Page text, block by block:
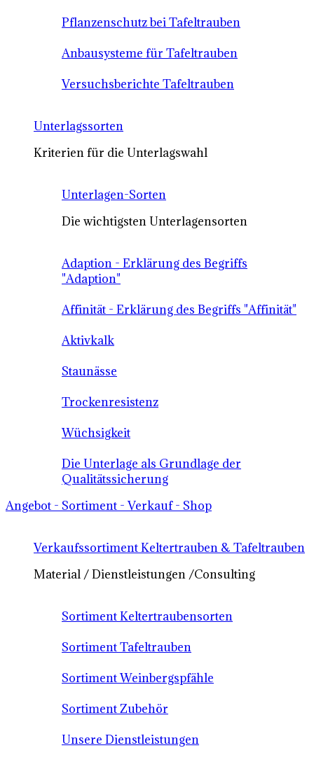
Pflanzenschutz bei Tafeltrauben
Anbausysteme für Tafeltrauben
Versuchsberichte Tafeltrauben
Unterlagssorten
Kriterien für die Unterlagswahl
Unterlagen-Sorten
Die wichtigsten Unterlagensorten
Adaption - Erklärung des Begriffs
"Adaption"
Affinität - Erklärung des Begriffs "Affinität"
Aktivkalk
Staunässe
Trockenresistenz
Wüchsigkeit
Die Unterlage als Grundlage der
Qualitätssicherung
Angebot - Sortiment - Verkauf - Shop
Verkaufssortiment Keltertrauben & Tafeltrauben
Material / Dienstleistungen /Consulting
Sortiment Keltertraubensorten
Sortiment Tafeltrauben
Sortiment Weinbergspfähle
Sortiment Zubehör
Unsere Dienstleistungen